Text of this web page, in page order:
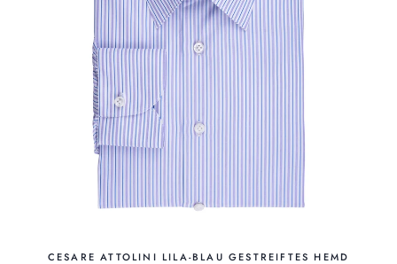
CESARE ATTOLINI LILA-BLAU GESTREIFTES HEMD